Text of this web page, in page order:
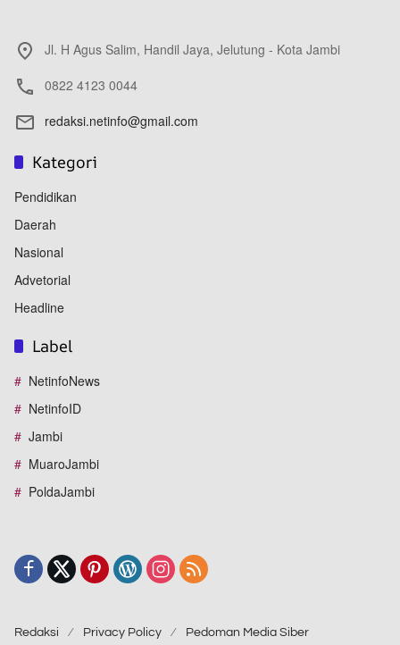
Jl. H Agus Salim, Handil Jaya, Jelutung - Kota Jambi
0822 4123 0044
redaksi.netinfo@gmail.com
Kategori
Pendidikan
Daerah
Nasional
Advetorial
Headline
Label
NetinfoNews
NetinfoID
Jambi
MuaroJambi
PoldaJambi
Redaksi Privacy Policy Pedoman Media Siber